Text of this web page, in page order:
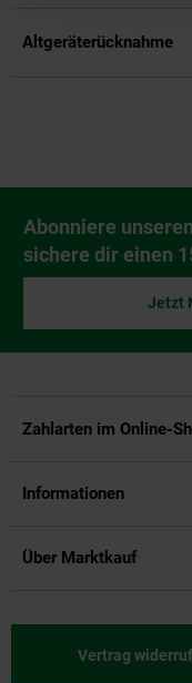
Altgeräterücknahme
Newsletter
Abonniere
sichere dir einen
Jetzt
Zahlarten im Online-
Informationen
Über Marktkauf
Vertrag